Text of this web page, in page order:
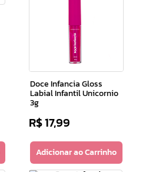
Doce Infancia Gloss
Labial Infantil Unicornio
3g
R$17,99
Adicionar ao Carrinho